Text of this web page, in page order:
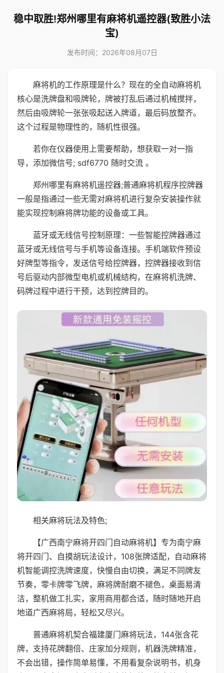
稳中取胜!郑州哪里有麻将机遥控器(致胜小法
宝)
发布时间：2026年08月07日
麻将机的工作原理是什么？现在的全自动麻将机
核心是洗牌盘和吸牌轮，牌被打乱后通过机械搅拌，
然后由吸牌轮一张张吸起送入牌道，最后码放整齐。
这个过程是物理性的，随机性很强。
若你在仪器使用上需要帮助，想获取一对一指
导，添加微信号; sdf6770 随时交流 。
郑州哪里有麻将机遥控器;普通麻将机程序控牌器
一般是指通过一些无需对麻将机进行复杂安装操作就
能实现控制麻将牌功能的设备或工具。
蓝牙或无线信号控制原理：一些智能控牌器通过
蓝牙或无线信号与手机等设备连接。手机端软件预设
好牌型等指令，发送信号给控牌器，控牌器接收到信
号后驱动内部微型电机或机械结构，在麻将机洗牌、
码牌过程中进行干预，达到控牌目的。
相关麻将玩法及特色;
【广西南宁麻将开四门自动麻将机】专为南宁麻
将开四门、自摸胡玩法设计，108张牌适配，自动麻将
机智能调控洗牌速度，快慢自由切换，满足不同牌友
节奏，零卡牌零飞牌，麻将牌耐磨不褪色，桌面易清
洁，整机做工扎实，家用商用都合适，随时随地开启
地道广西麻将局，轻松又尽兴。
普通麻将机契合福建厦门麻将玩法，144张含花
牌，支持花牌翻倍、庄家加分规则，机器洗牌精准，
不会出错，操作简单易懂，不用看复杂说明书，机身